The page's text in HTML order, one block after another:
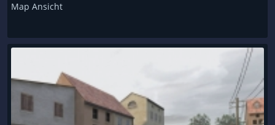
Map Ansicht